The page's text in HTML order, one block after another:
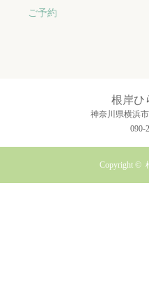
ご予約
根岸ひ
神奈川県横浜
090-
Copyright ©